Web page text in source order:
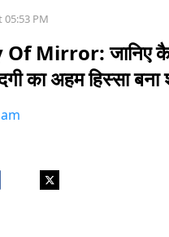
05:53 PM
Mirror: जानिए
का अहम हिस्सा बना